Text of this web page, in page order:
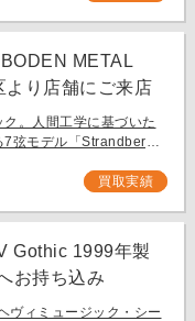
METAL
より店舗にご来店
。人間工学に基づいた
弦モデル「Strandberg
買取実績
Gothic 1999年製
お持ち込み
ヴィミュージック・シー